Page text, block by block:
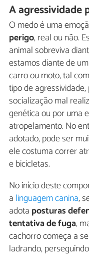
A agressividade
O medo é uma
perigo, real ou não.
animal sobreviva
estamos diante de
carro ou moto, tal
tipo de
socialização mal
genética ou por uma
atropelamento. No
adotado, pode ser
ele costuma correr
e bicicletas.
No início deste
a linguagem canina,
adota posturas
tentativa de fuga,
cachorro começa a
ladrando,